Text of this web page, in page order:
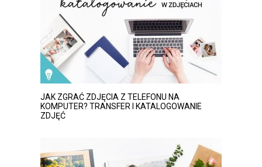
JAK ZGRAĆ ZDJĘCIA Z TELEFONU NA
KOMPUTER? TRANSFER I KATALOGOWANIE
ZDJĘĆ